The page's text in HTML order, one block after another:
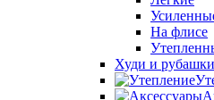
На флисе
Худи и рубашки